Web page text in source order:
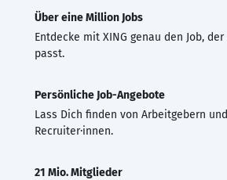
Über eine Million Jobs
Entdecke mit XING genau den Job,
passt.
Persönliche Job-Angebote
Lass Dich finden von Arbeitgebern
Recruiter·innen.
21 Mio. Mitglieder